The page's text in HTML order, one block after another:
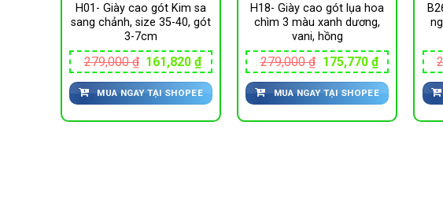
H01- Giày cao gót Kim sa
sang chảnh, size 35-40, gót
3-7cm
279,000₫ Giá
gốc
là:
279,000 ₫.
161,820₫Giá
hiện
tại
là:
161,820 ₫.
MUA NGAY TẠI SHOPEE
H18- Giày cao gót lụa hoa
chìm 3 màu xanh dương,
vani, hồng
279,000₫ Giá
gốc
là:
279,000 ₫.
175,770 ₫Giá
hiện
tại
là:
175,770 ₫.
MUA NGAY TẠI SHOPEE
175,770 ₫.